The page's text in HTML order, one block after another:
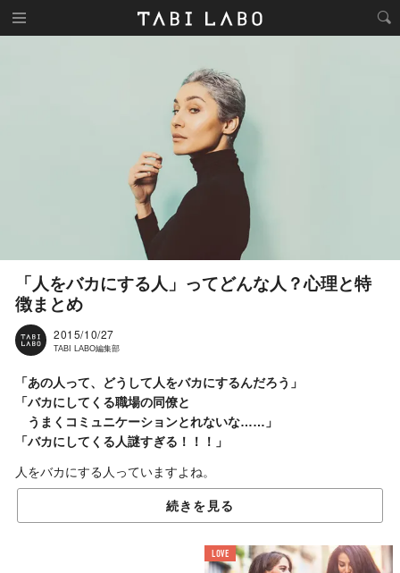
「人をバカにする人」ってどんな人？心理と特
徴まとめ
2015/10/27
TABI LABO編集部
「あの人って、どうして人をバカにするんだろう」
「バカにしてくる職場の同僚と
うまくコミュニケーションとれないな……」
「バカにしてくる人謎すぎる！！！」
人をバカにする人っていますよね。
バカにするクセがない人にとっては、彼らが何を考えているのか
全く理解できないでしょう。
この記事では、人をバカにする人の心理と特徴、対処法をご紹
続きを見る
LOVE